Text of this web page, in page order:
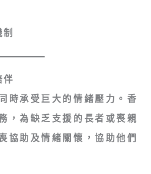
伴
時承受巨大的情緒壓力。香
，為缺乏支援的長者或喪親
協助及情緒關懷，協助他們